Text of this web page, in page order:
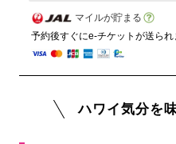
マイルが貯まる
予約後すぐにe-チケットが送られ
ハワイ気分を